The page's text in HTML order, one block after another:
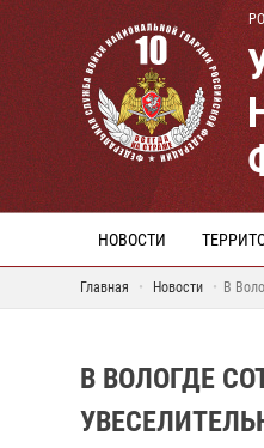
НОВОСТИ
Главная Новости В
В ВОЛОГДЕ